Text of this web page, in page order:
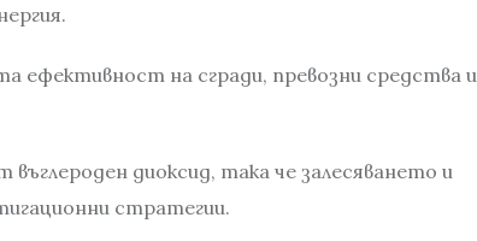
ефективност на сгради, превозни средства и
диоксид, така че залесяването и
стратегии.